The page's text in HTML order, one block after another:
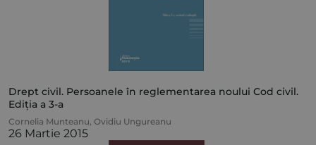
Drept civil. Persoanele în reglementarea noului Cod civil.
Ediția a 3-a
Cornelia Munteanu, Ovidiu Ungureanu
26 Martie 2015